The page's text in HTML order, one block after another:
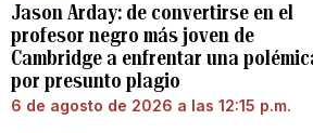
Jason Arday: de convertirse en el
profesor negro más joven de
Cambridge a enfrentar una
por presunto plagio
6 de agosto de 2026 a las 12:15 p.m.